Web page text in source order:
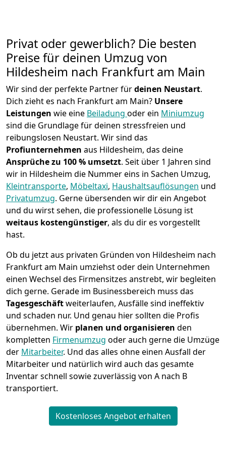
Privat oder gewerblich? Die besten
Preise für deinen Umzug von
Hildesheim nach Frankfurt am Main
Wir sind der perfekte Partner fürdeinen Neustart.
Dich zieht es nach Frankfurt am Main? Unsere
Leistungen wie eine Beiladung oder ein Miniumzug
sind die Grundlage für deinen stressfreien und
reibungslosen Neustart. Wir sind das
Profiunternehmen aus Hildesheim, das deine
Ansprüche zu 100 % umsetzt. Seit über 1 Jahren sind
wir in Hildesheim die Nummer eins in Sachen Umzug,
Kleintransporte, Möbeltaxi, Haushaltsauflösungen und
Privatumzug. Gerne übersenden wir dir ein Angebot
und du wirst sehen, die professionelle Lösung ist
weitaus kostengünstiger, als du dir es vorgestellt
hast.
Ob du jetzt aus privaten Gründen von Hildesheim nach
Frankfurt am Main umziehst oder dein Unternehmen
einen Wechsel des Firmensitzes anstrebt, wir begleiten
dich gerne. Gerade im Businessbereich muss das
Tagesgeschäftweiterlaufen, Ausfälle sind ineffektiv
und schaden nur. Und genau hier sollten die Profis
übernehmen. Wir planen und organisieren den
kompletten Firmenumzug oder auch gerne die Umzüge
der Mitarbeiter. Und das alles ohne einen Ausfall der
Mitarbeiter und natürlich wird auch das gesamte
Inventar schnell sowie zuverlässig von A nach B
transportiert.
Kostenloses Angebot erhalten